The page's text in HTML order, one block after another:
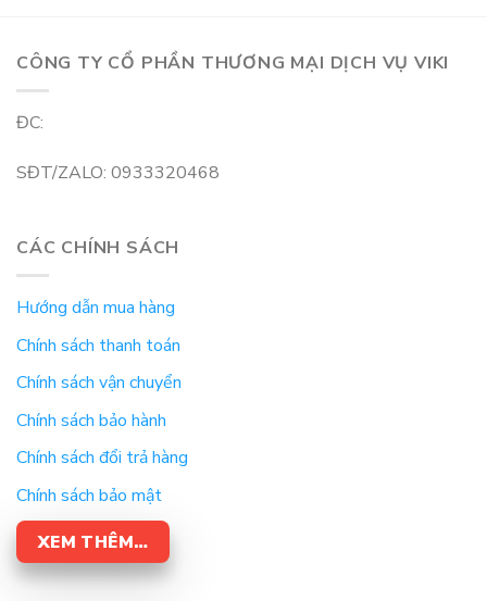
CÔNG TY CỔ PHẦN THƯƠNG MẠI DỊCH VỤ VIKI
ĐC:
SĐT/ZALO: 0933320468
CÁC CHÍNH SÁCH
Hướng dẫn mua hàng
Chính sách thanh toán
Chính sách vận chuyển
Chính sách bảo hành
Chính sách đổi trả hàng
Chính sách bảo mật
XEM THÊM…